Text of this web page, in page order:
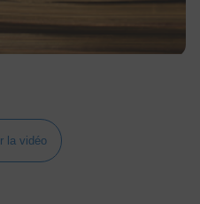
la vidéo